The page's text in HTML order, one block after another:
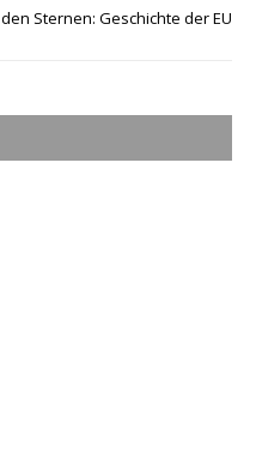
Sternen: Geschichte der EU